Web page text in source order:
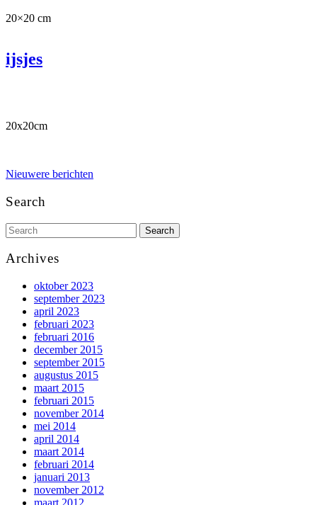
20×20 cm
ijsjesijsjes
20x20cm
Berichtnavigatie
Nieuwere berichten
Search
Search
for:
Archives
oktober 2023
september 2023
april 2023
februari 2023
februari 2016
december 2015
september 2015
augustus 2015
maart 2015
februari 2015
november 2014
mei 2014
april 2014
maart 2014
februari 2014
januari 2013
november 2012